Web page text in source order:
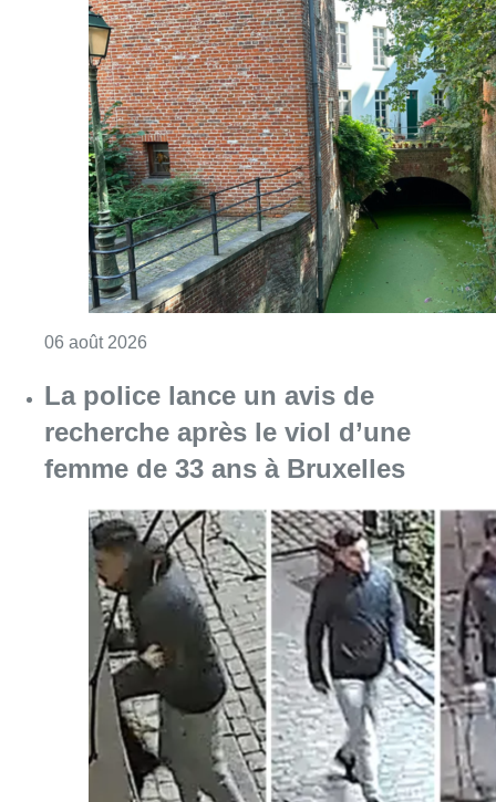
06 août 2026
La police lance un avis de
recherche après le viol d’une
femme de 33 ans à Bruxelles